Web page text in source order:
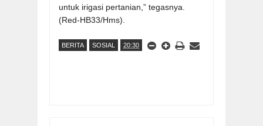
untuk irigasi pertanian,” tegasnya.
(Red-HB33/Hms).
BERITA SOSIAL 20:30